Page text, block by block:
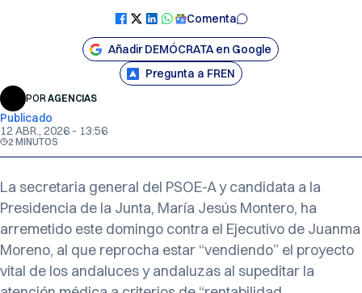
Comenta
Añadir DEMÓCRATA en Google
Pregunta a FREN
PORAGENCIAS
Publicado
12 ABR., 2026 - 13:56
2 MINUTOS
La secretaria general del PSOE-A y candidata a la
Presidencia de la Junta, María Jesús Montero, ha
arremetido este domingo contra el Ejecutivo de Juanma
Moreno, al que reprocha estar “vendiendo” el proyecto
vital de los andaluces y andaluzas al supeditar la